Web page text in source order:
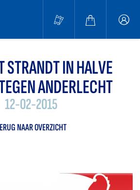
STRANDT IN HALVE
ANDERLECHT
12-02-2015
NAAR OVERZICHT